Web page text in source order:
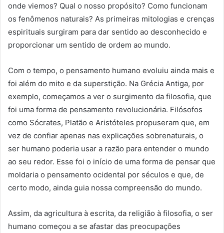
onde viemos? Qual o nosso propósito? Como funcionam
os fenômenos naturais? As primeiras mitologias e crenças
espirituais surgiram para dar sentido ao desconhecido e
proporcionar um sentido de ordem ao mundo.
Com o tempo, o pensamento humano evoluiu ainda mais e
foi além do mito e da superstição. Na Grécia Antiga, por
exemplo, começamos a ver o surgimento da filosofia, que
foi uma forma de pensamento revolucionária. Filósofos
como Sócrates, Platão e Aristóteles propuseram que, em
vez de confiar apenas nas explicações sobrenaturais, o
ser humano poderia usar a razão para entender o mundo
ao seu redor. Esse foi o início de uma forma de pensar que
moldaria o pensamento ocidental por séculos e que, de
certo modo, ainda guia nossa compreensão do mundo.
Assim, da agricultura à escrita, da religião à filosofia, o ser
humano começou a se afastar das preocupações